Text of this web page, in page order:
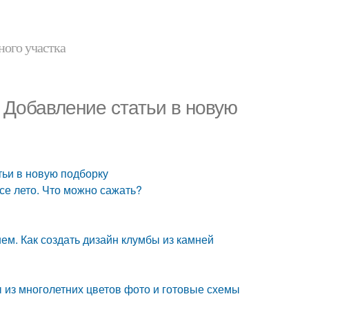
участка
статьи в новую
в новую подборку
лето. Что можно сажать?
Как создать дизайн клумбы из камней
многолетних цветов фото и готовые схемы